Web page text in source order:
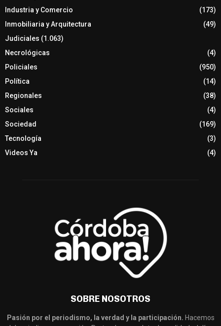
Industria y Comercio
(173)
Inmobiliaria y Arquitectura
(49)
Judiciales (1.063)
Necrológicas
(4)
Policiales
(950)
Política
(14)
Regionales
(38)
Sociales
(4)
Sociedad
(169)
Tecnología
(3)
Videos Ya
(4)
SOBRE NOSOTROS
Pasión por el periodismo, la verdad y la participación. Hacemos